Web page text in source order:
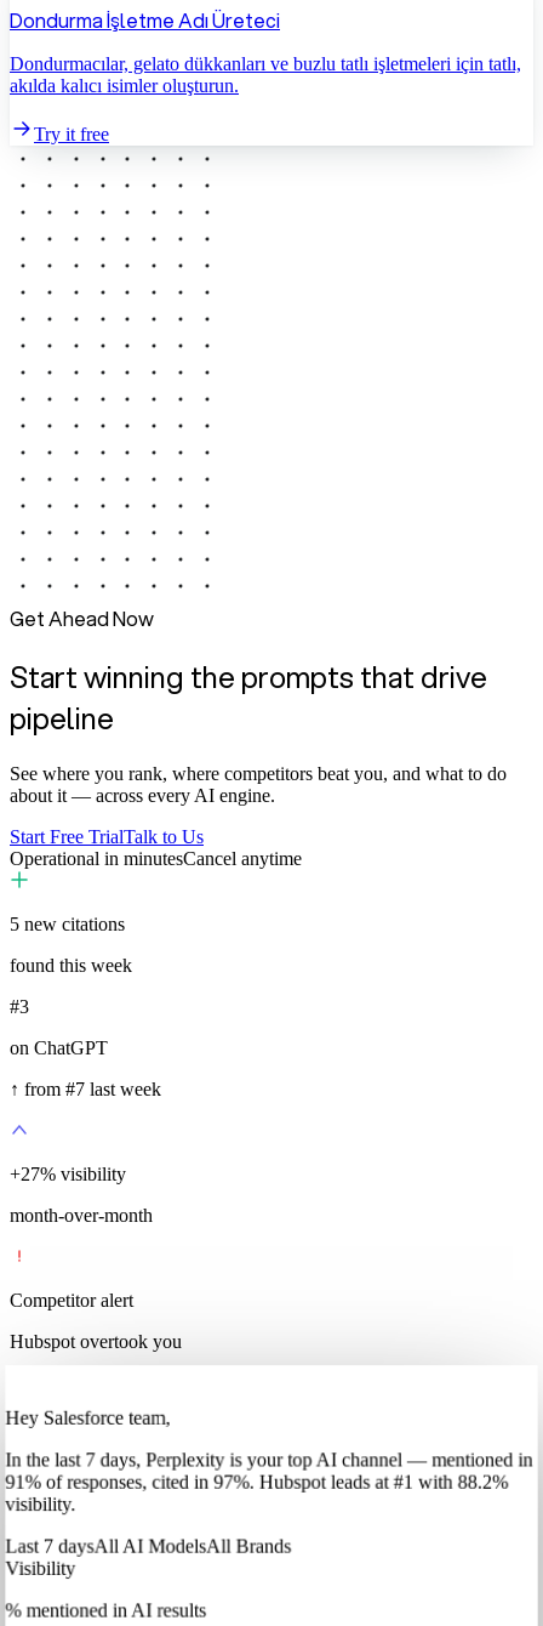
Dondurma İşletme Adı Üreteci
Dondurmacılar, gelato dükkanları ve buzlu tatlı işletmeleri için tatlı,
akılda kalıcı isimler oluşturun.
Try it free
Get Ahead Now
Start winning the prompts that drive
pipeline
See where you rank, where competitors beat you, and what to do
about it — across every AI engine.
Start Free TrialTalk to Us
Operational in minutesCancel anytime
5 new citations
found this week
#3
on ChatGPT
↑ from #7 last week
+35% visibility
month-over-month
Competitor alert
Hubspot overtook you
Hey Salesforce team,
Inthe last 7 days, Perplexityis your top AI channel — mentioned in
91% of responses, cited in 97%. Hubspotleads at #1 with 88.2%
visibility.
Last 7 daysAll AI ModelsAll Brands
Visibility
% mentioned in AI results